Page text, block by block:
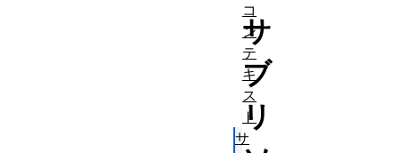
サ
ブ
リ
コ
ン
テ
キ
ス
ト
サ